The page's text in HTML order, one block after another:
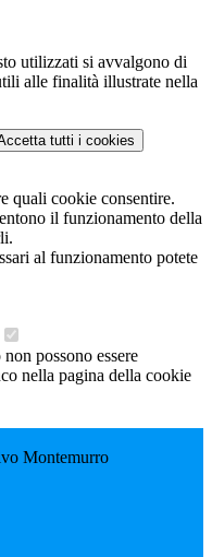
utilizzati si avvalgono di
alle finalità illustrate nella
tutti i cookies
quali cookie consentire.
il funzionamento della
al funzionamento potete
possono essere
nella pagina della cookie
Montemurro